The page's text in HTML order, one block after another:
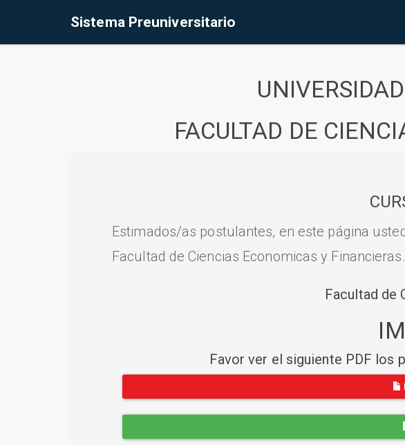
Sistema Preuniversitario
FACULTAD DE
Estimados/as postulantes, en este página
Facultad de Ciencias Economicas y Financieras.
Facultad de
Favor ver el siguiente PDF los